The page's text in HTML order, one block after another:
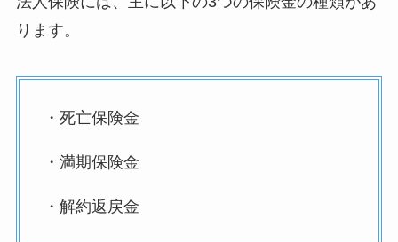
ります。
・死亡保険金
・満期保険金
・解約返戻金